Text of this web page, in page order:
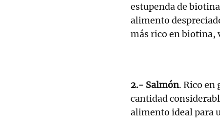
estupenda de
alimento
más rico en biotina,
2.- Salmón. Rico en
cantidad
alimento ideal para